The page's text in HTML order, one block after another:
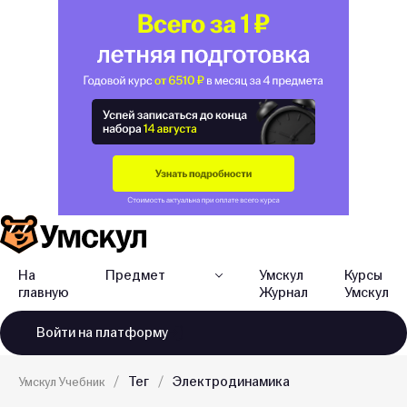
На
главную
Предмет
Умскул
Журнал
Курсы
Умскул
Войти на платформу
Умскул Учебник Тег Электродинамика